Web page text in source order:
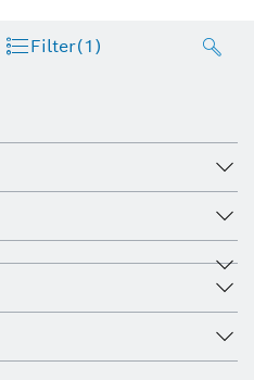
Filter(1)